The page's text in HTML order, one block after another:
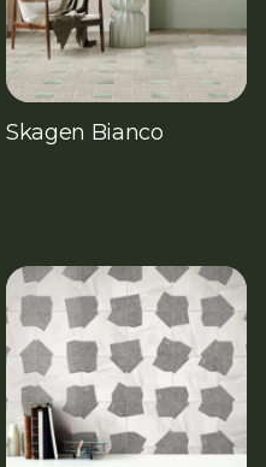
Skagen Bianco